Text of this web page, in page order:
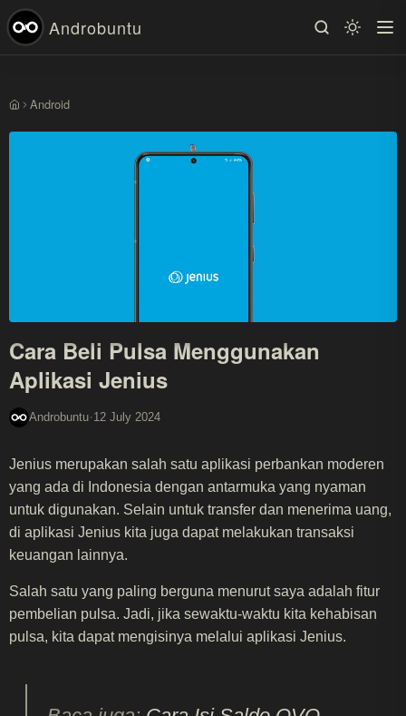
Androbuntu
BerandaAndroid
Cara Beli Pulsa Menggunakan
Aplikasi Jenius
Androbuntu·12 July 2024
Jenius merupakan salah satu aplikasi perbankan moderen
yang ada di Indonesia dengan antarmuka yang nyaman
untuk digunakan. Selain untuk transfer dan menerima uang,
di aplikasi Jenius kita juga dapat melakukan transaksi
keuangan lainnya.
Salah satu yang paling berguna menurut saya adalah fitur
pembelian pulsa. Jadi, jika sewaktu-waktu kita kehabisan
pulsa, kita dapat mengisinya melalui aplikasi Jenius.